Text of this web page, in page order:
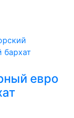
евро